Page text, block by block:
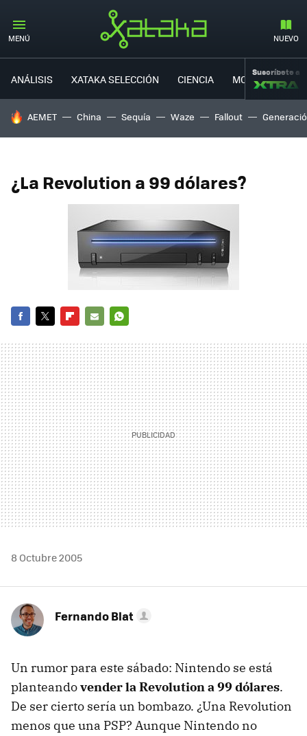
MENÚ NUEVO
ANÁLISIS XATAKA SELECCIÓN CIENCIA MOVILIDAD
Suscríbete a
HOY SE HABLA DE
AEMET China Sequía Waze Fallout
¿La Revolution a 99 dólares?
MAIL
8 Octubre 2005
Fernando Blat
Un rumor para este sábado: Nintendo se está
planteandovender la Revolution a 99 dólares.
De ser cierto sería un bombazo. ¿Una Revolution
menos que una PSP? Aunque Nintendo no